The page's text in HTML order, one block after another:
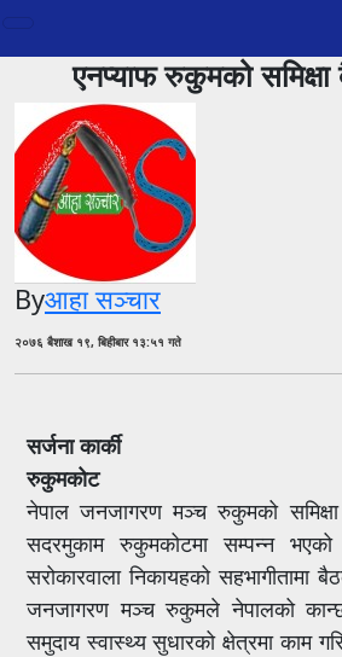
एनप्याफ रुकुमको
Byआहा सञ्चार
२०७६ बैशाख १९, बिहीबार १३:५१ गते
सर्जना कार्की
रुकुमकोट
नेपाल जनजागरण मञ्च रुकुमको
सदरमुकाम रुकुमकोटमा सम्पन्न
सरोकारवाला निकायहको सहभागीतामा
जनजागरण मञ्च रुकुमले नेपालको
समुदाय स्वास्थ्य सुधारको क्षेत्रमा काम